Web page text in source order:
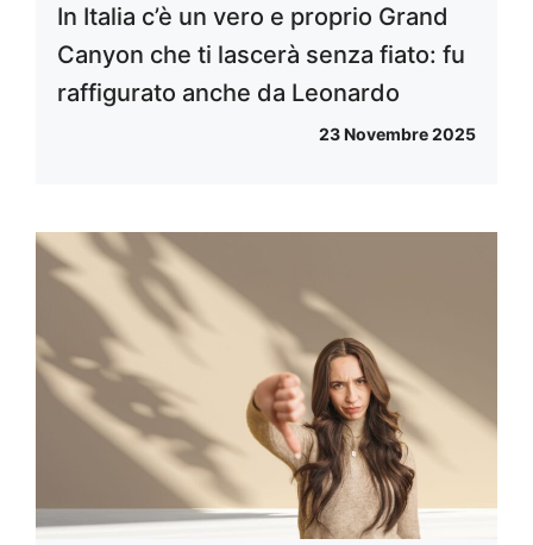
In Italia c’è un vero e proprio Grand
Canyon che ti lascerà senza fiato: fu
raffigurato anche da Leonardo
23 Novembre 2025